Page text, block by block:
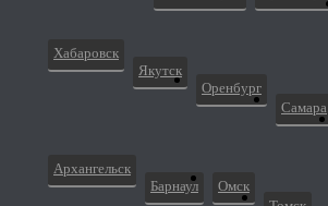
Хабаровск
Якутск
Оренбург
Самара
Архангельск
Барнаул
Омск